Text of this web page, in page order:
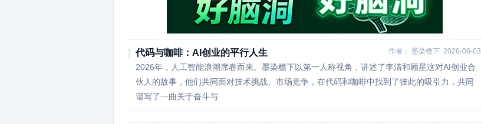
代码与咖啡：AI创业的平行人生 作者： 墨染檐下 2026-06-03
2026年，人工智能浪潮席卷而来。墨染檐下以第一人称视角，讲述了李清和顾星这对AI创业合
伙人的故事，他们共同面对技术挑战、市场竞争，在代码和咖啡中找到了彼此的吸引力，共同
谱写了一曲关于奋斗与